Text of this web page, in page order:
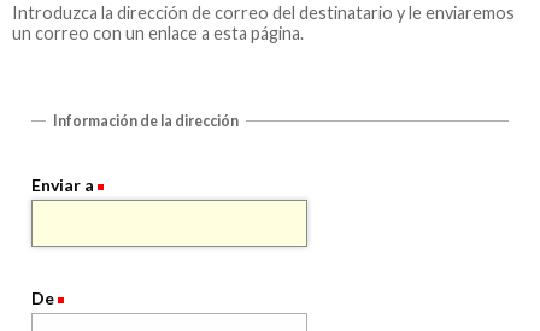
Introduzca la dirección de correo del destinatario y le enviaremos
un correo con un enlace a esta página.
Información de la dirección
Enviar a
De